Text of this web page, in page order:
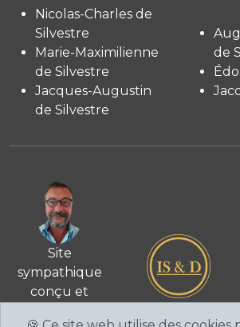
Nicolas-Charles de
Silvestre
Marie-Maximilienne
de Silvestre
Jacques-Augustin
de Silvestre
de
Site
sympathique
conçu et
© 2026